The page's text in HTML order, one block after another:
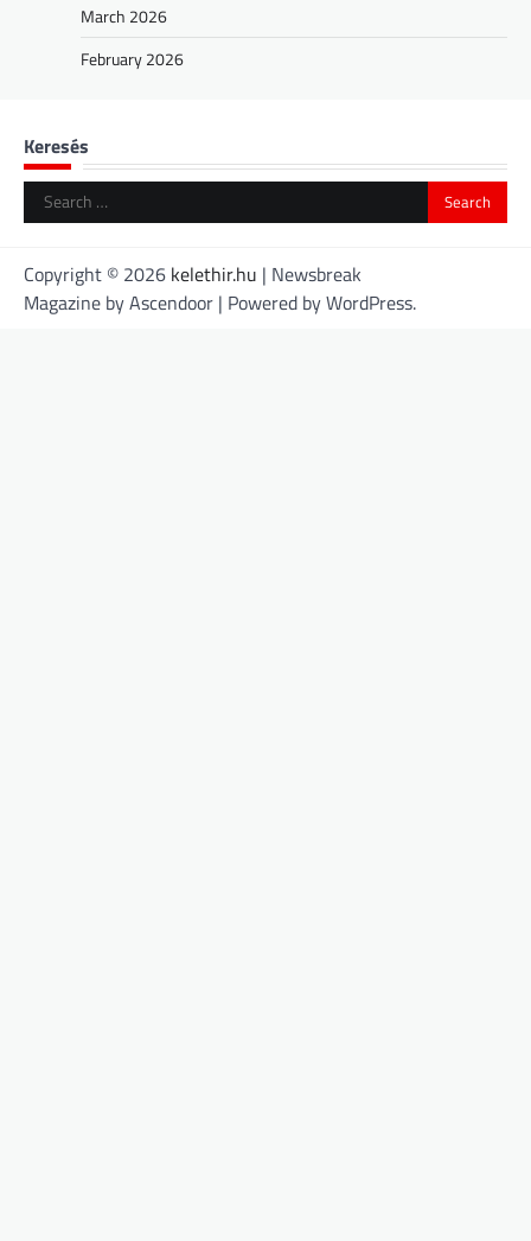
March 2026
February 2026
Keresés
Search
for:
Copyright © 2026 kelethir.hu | Newsbreak
Magazine byAscendoor | Powered byWordPress.